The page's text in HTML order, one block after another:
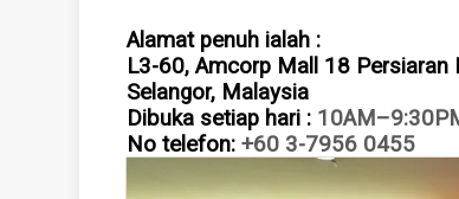
Alamat penuh ialah :
L3-60, Amcorp Mall 18
Selangor, Malaysia
Dibuka setiap hari :
No telefon:+60 3-7956 0455